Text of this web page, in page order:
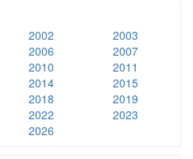
2002
2003
2006
2007
2010
2011
2014
2015
2018
2019
2022
2023
2026